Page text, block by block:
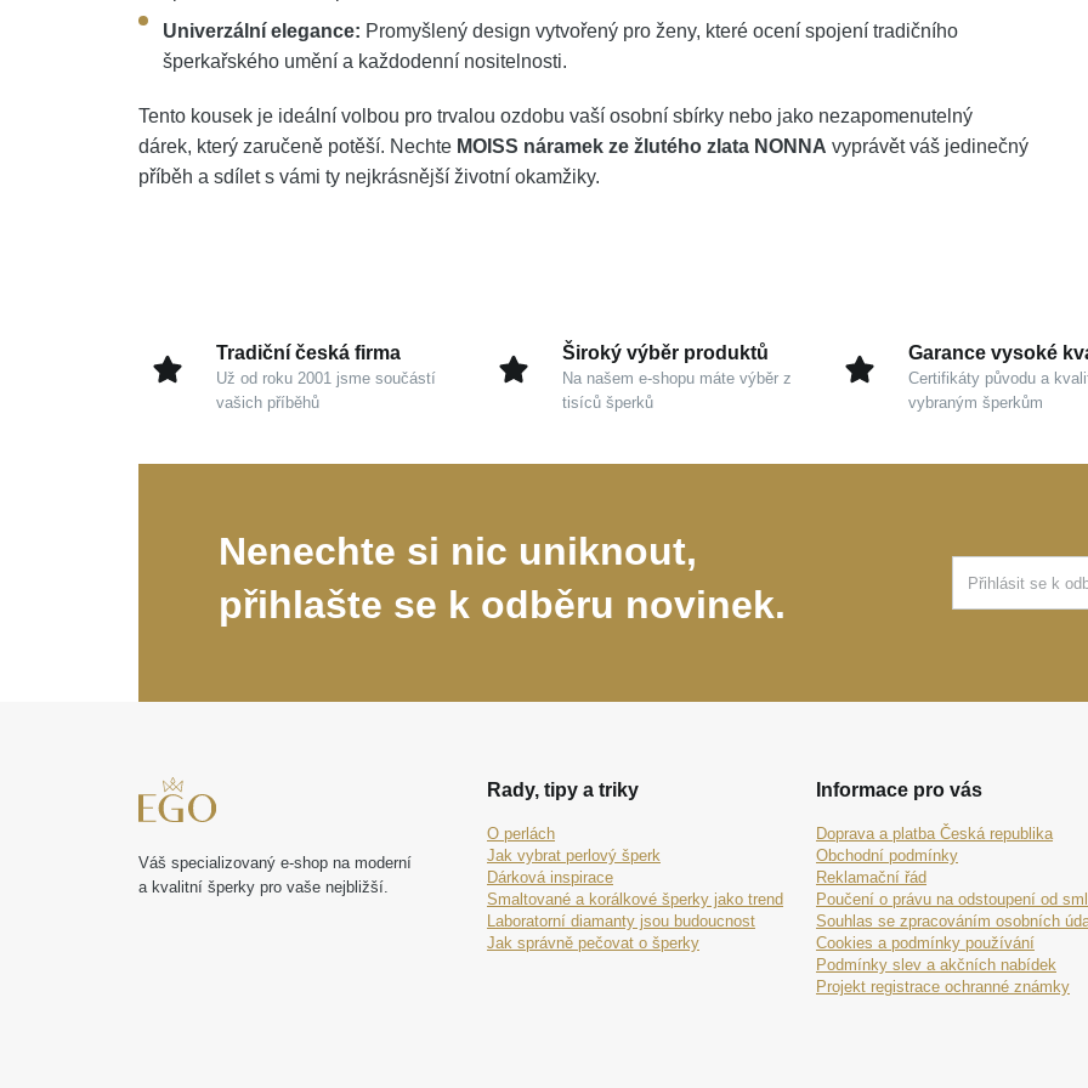
Univerzální elegance: Promyšlený design vytvořený pro ženy, které ocení spojení tradičního
šperkařského umění a každodenní nositelnosti.
Tento kousek je ideální volbou pro trvalou ozdobu vaší osobní sbírky nebo jako nezapomenutelný
dárek, který zaručeně potěší. Nechte MOISS náramek ze žlutého zlata NONNA vyprávět váš jedinečný
příběh a sdílet s vámi ty nejkrásnější životní okamžiky.
Tradiční česká firma
Už od roku 2001 jsme součástí
vašich příběhů
Široký výběr produktů
Na našem e-shopu máte výběr z
tisíců šperků
Garance vysoké
Certifikáty původu a
vybraným šperkům
Nenechte si nic uniknout,
přihlašte se k odběru novinek.
Váš specializovaný e-shop na moderní
a kvalitní šperky pro vaše nejbližší.
Rady, tipy a triky
O perlách
Jak vybrat perlový šperk
Dárková inspirace
Smaltované a korálkové šperky jako trend
Laboratorní diamanty jsou budoucnost
Jak správně pečovat o šperky
Informace pro vás
Doprava a platba Česká republika
Obchodní podmínky
Reklamační řád
Poučení o právu na odstoupení od
Souhlas se zpracováním osobních
Cookies a podmínky používání
Podmínky slev a akčních nabídek
Projekt registrace ochranné známky